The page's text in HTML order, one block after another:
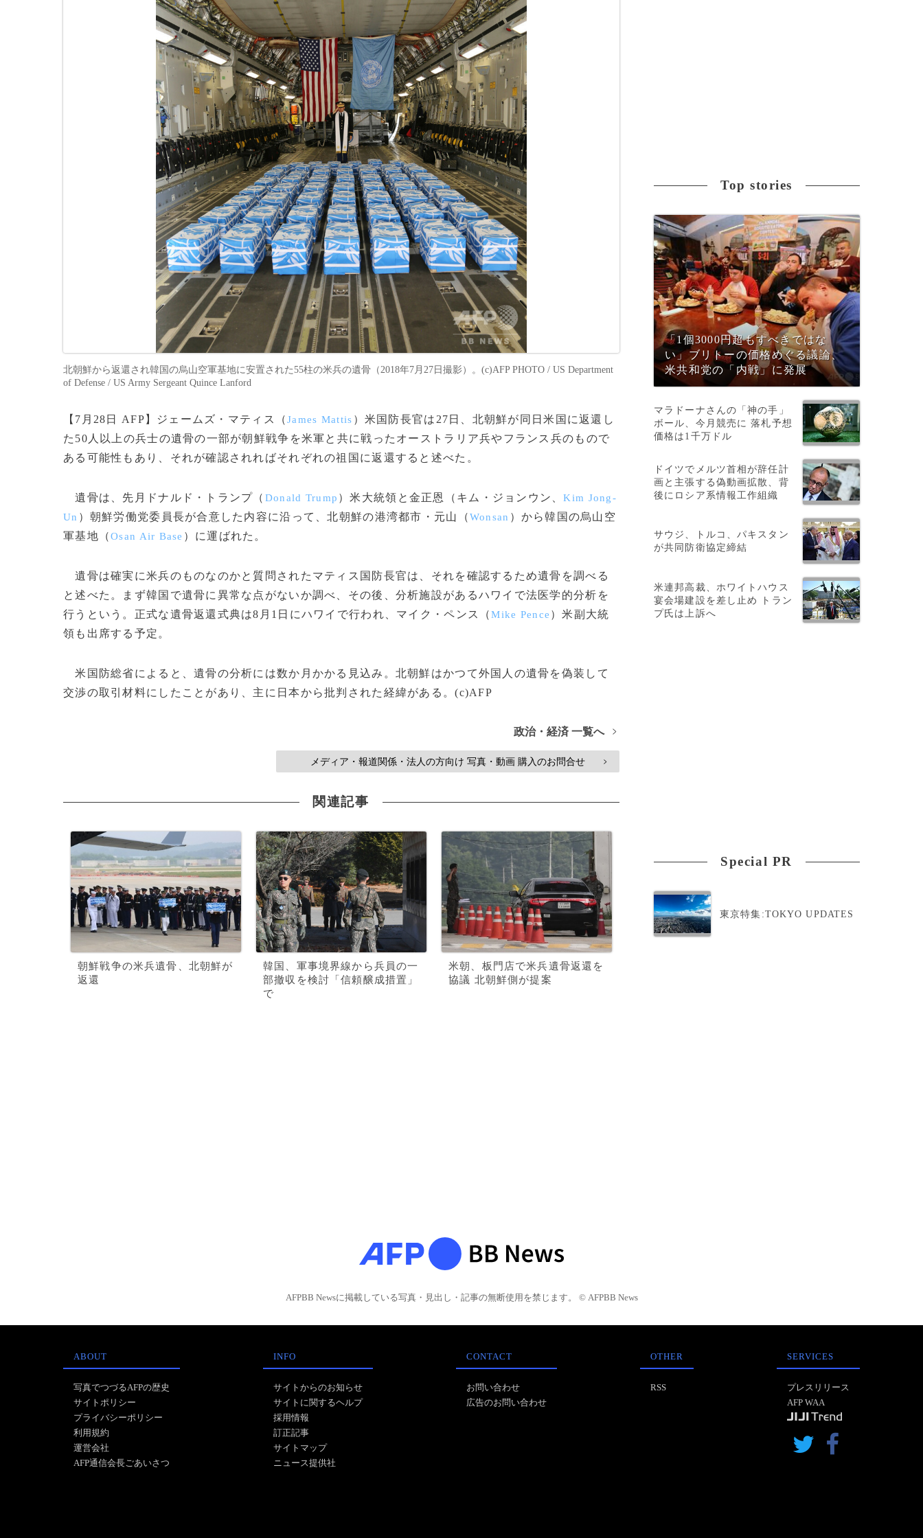
北朝鮮から返還され韓国の烏山空軍基地に安置された55柱の米兵の遺骨（2018年7月27日撮影）。(c)AFP PHOTO / US Department
of Defense / US Army Sergeant Quince Lanford
【7月28日 AFP】ジェームズ・マティス（James Mattis ）米国防長官は27日、北朝鮮が同日米国に返還し
た50人以上の兵士の遺骨の一部が朝鮮戦争を米軍と共に戦ったオーストラリア兵やフランス兵のもので
ある可能性もあり、それが確認されればそれぞれの祖国に返還すると述べた。
遺骨は、先月ドナルド・トランプ（ Donald Trump ）米大統領と金正恩（キム・ジョンウン、Kim Jong-
Un ）朝鮮労働党委員長が合意した内容に沿って、北朝鮮の港湾都市・元山（Wonsan ）から韓国の烏山空
軍基地（Osan Air Base ）に運ばれた。
遺骨は確実に米兵のものなのかと質問されたマティス国防長官は、それを確認するため遺骨を調べる
と述べた。まず韓国で遺骨に異常な点がないか調べ、その後、分析施設があるハワイで法医学的分析を
行うという。正式な遺骨返還式典は8月1日にハワイで行われ、マイク・ペンス（Mike Pence ）米副大統
領も出席する予定。
米国防総省によると、遺骨の分析には数か月かかる見込み。北朝鮮はかつて外国人の遺骨を偽装して
交渉の取引材料にしたことがあり、主に日本から批判された経緯がある。(c)AFP
政治・経済 一覧へ >
メディア・報道関係・法人の方向け 写真・動画 購入のお問合せ >
関連記事
朝鮮戦争の米兵遺骨、北朝鮮が
返還
韓国、軍事境界線から兵員の一
部撤収を検討「信頼醸成措置」
で
米朝、板門店で米兵遺骨返還を
協議 北朝鮮側が提案
Top stories
「1個3000円超もすべきではな
い」ブリトーの価格めぐる議論、
米共和党の「内戦」に発展
マラドーナさんの「神の手」
ボール、今月競売に 落札予想
価格は1千万ドル
ドイツでメルツ首相が辞任計
画と主張する偽動画拡散、背
後にロシア系情報工作組織
サウジ、トルコ、パキスタン
が共同防衛協定締結
米連邦高裁、ホワイトハウス
宴会場建設を差し止め トラン
プ氏は上訴へ
Special PR
東京特集:TOKYO UPDATES
AFPBB Newsに掲載している写真・見出し・記事の無断使用を禁じます。 © AFPBB News
ABOUT
写真でつづるAFPの歴史
サイトポリシー
プライバシーポリシー
利用規約
運営会社
AFP通信会長ごあいさつ
INFO
サイトからのお知らせ
サイトに関するヘルプ
採用情報
訂正記事
サイトマップ
ニュース提供社
CONTACT
お問い合わせ
広告のお問い合わせ
OTHER
RSS
SERVICES
プレスリリース
AFP WAA